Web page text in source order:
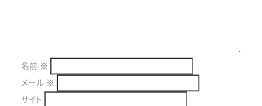
名前 ※
メール ※
サイト